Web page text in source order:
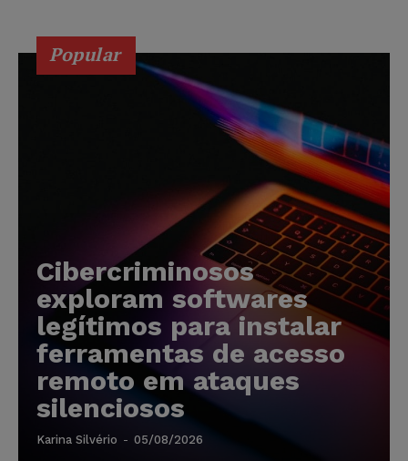
Popular
Cibercriminosos
exploram softwares
legítimos para instalar
ferramentas de acesso
remoto em ataques
silenciosos
Karina Silvério - 05/08/2026